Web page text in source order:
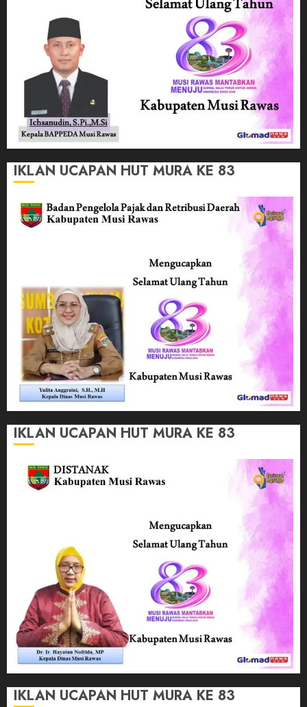
IKLAN UCAPAN HUT MURA KE 83
IKLAN UCAPAN HUT MURA KE 83
IKLAN UCAPAN HUT MURA KE 83